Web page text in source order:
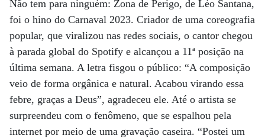
Não tem para ninguém: Zona de Perigo, de Léo Santana,
foi o hino do Carnaval 2023. Criador de uma coreografia
popular, que viralizou nas redes sociais, o cantor chegou
à parada global do Spotify e alcançou a 11ª posição na
última semana. A letra fisgou o público: “A composição
veio de forma orgânica e natural. Acabou virando essa
febre, graças a Deus”, agradeceu ele. Até o artista se
surpreendeu com o fenômeno, que se espalhou pela
internet por meio de uma gravação caseira. “Postei um